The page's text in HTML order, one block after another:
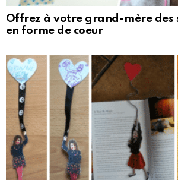
Offrez à votre grand-mère des
en forme de coeur